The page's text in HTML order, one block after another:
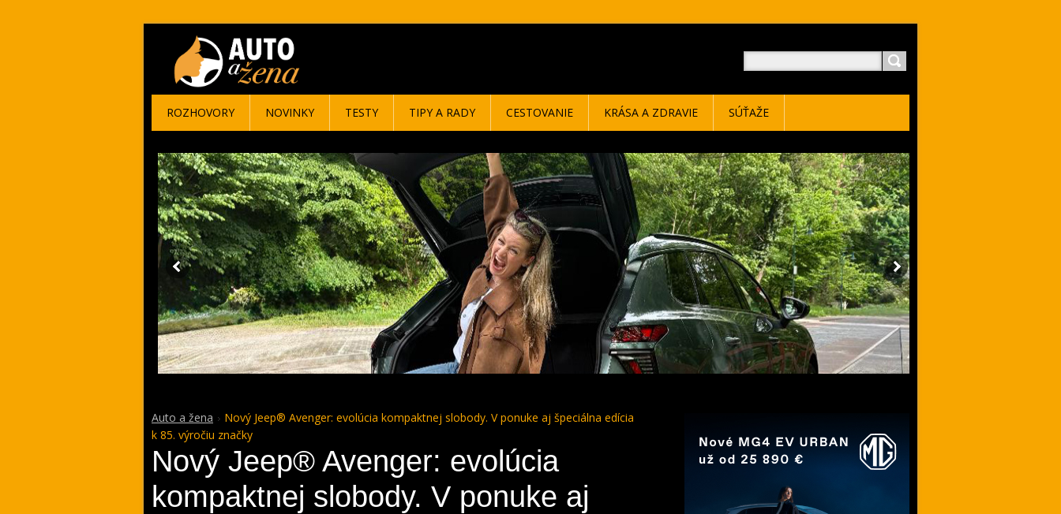
Auto a žena
Nový Jeep® Avenger: evolúcia kompaktnej slobody. V ponuke aj špeciálna edícia
k 85. výročiu značky
Nový Jeep® Avenger: evolúcia
kompaktnej slobody. V ponuke aj
ROZHOVORY NOVINKY TESTY TIPY A RADY CESTOVANIE KRÁSA A ZDRAVIE SÚŤAŽE